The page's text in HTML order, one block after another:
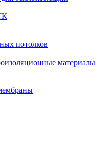
потолков
материалы